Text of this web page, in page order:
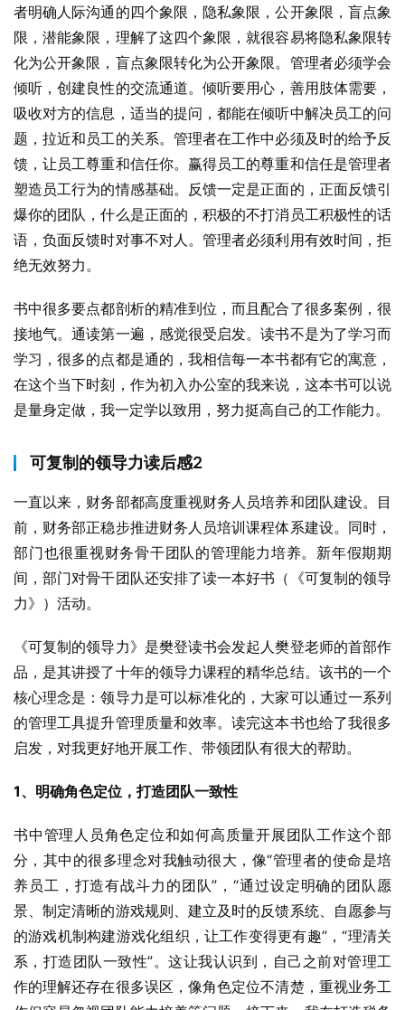
者明确人际沟通的四个象限，隐私象限，公开象限，盲点象
限，潜能象限，理解了这四个象限，就很容易将隐私象限转
化为公开象限，盲点象限转化为公开象限。管理者必须学会
倾听，创建良性的交流通道。倾听要用心，善用肢体需要，
吸收对方的信息，适当的提问，都能在倾听中解决员工的问
题，拉近和员工的关系。管理者在工作中必须及时的给予反
馈，让员工尊重和信任你。赢得员工的尊重和信任是管理者
塑造员工行为的情感基础。反馈一定是正面的，正面反馈引
爆你的团队，什么是正面的，积极的不打消员工积极性的话
语，负面反馈时对事不对人。管理者必须利用有效时间，拒
绝无效努力。
书中很多要点都剖析的精准到位，而且配合了很多案例，很
接地气。通读第一遍，感觉很受启发。读书不是为了学习而
学习，很多的点都是通的，我相信每一本书都有它的寓意，
在这个当下时刻，作为初入办公室的我来说，这本书可以说
是量身定做，我一定学以致用，努力挺高自己的工作能力。
可复制的领导力读后感2
一直以来，财务部都高度重视财务人员培养和团队建设。目
前，财务部正稳步推进财务人员培训课程体系建设。同时，
部门也很重视财务骨干团队的管理能力培养。新年假期期
间，部门对骨干团队还安排了读一本好书（《可复制的领导
力》）活动。
《可复制的领导力》是樊登读书会发起人樊登老师的首部作
品，是其讲授了十年的领导力课程的精华总结。该书的一个
核心理念是：领导力是可以标准化的，大家可以通过一系列
的管理工具提升管理质量和效率。读完这本书也给了我很多
启发，对我更好地开展工作、带领团队有很大的帮助。
1、明确角色定位，打造团队一致性
书中管理人员角色定位和如何高质量开展团队工作这个部
分，其中的很多理念对我触动很大，像“管理者的使命是培
养员工，打造有战斗力的团队”，“通过设定明确的团队愿
景、制定清晰的游戏规则、建立及时的反馈系统、自愿参与
的游戏机制构建游戏化组织，让工作变得更有趣”，“理清关
系，打造团队一致性”。这让我认识到，自己之前对管理工
作的理解还存在很多误区，像角色定位不清楚，重视业务工